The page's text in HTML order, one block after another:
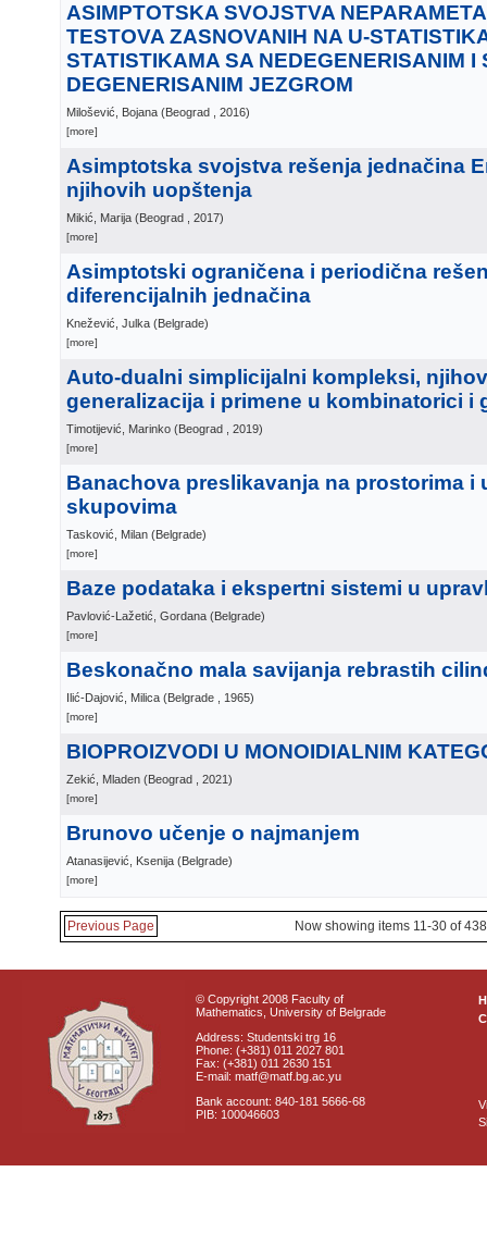
ASIMPTOTSKA SVOJSTVA
TESTOVA ZASNOVANIH NA U-
STATISTIKAMA SA NEDEGENERISANIM I
DEGENERISANIM JEZGROM
Milošević, Bojana (Beograd , 2016)
[more]
Asimptotska svojstva rešenja jednačina
njihovih uopštenja
Mikić, Marija (Beograd , 2017)
[more]
Asimptotski ograničena i periodična
diferencijalnih jednačina
Knežević, Julka (Belgrade)
[more]
Auto-dualni simplicijalni kompleksi,
generalizacija i primene u kombinatorici i
Timotijević, Marinko (Beograd , 2019)
[more]
Banachova preslikavanja na prostorima i
skupovima
Tasković, Milan (Belgrade)
[more]
Baze podataka i ekspertni sistemi u
Pavlović-Lažetić, Gordana (Belgrade)
[more]
Beskonačno mala savijanja rebrastih
Ilić-Dajović, Milica (Belgrade , 1965)
[more]
BIOPROIZVODI U MONOIDIALNIM
Zekić, Mladen (Beograd , 2021)
[more]
Brunovo učenje o najmanjem
Atanasijević, Ksenija (Belgrade)
[more]
Previous Page Now showing items 11-30 of 438
© Copyright 2008 Faculty of
Mathematics, University of Belgrade
Address: Studentski trg 16
Phone: (+381) 011 2027 801
Fax: (+381) 011 2630 151
E-mail: matf@matf.bg.ac.yu
Bank account: 840-181 5666-68
PIB: 100046603